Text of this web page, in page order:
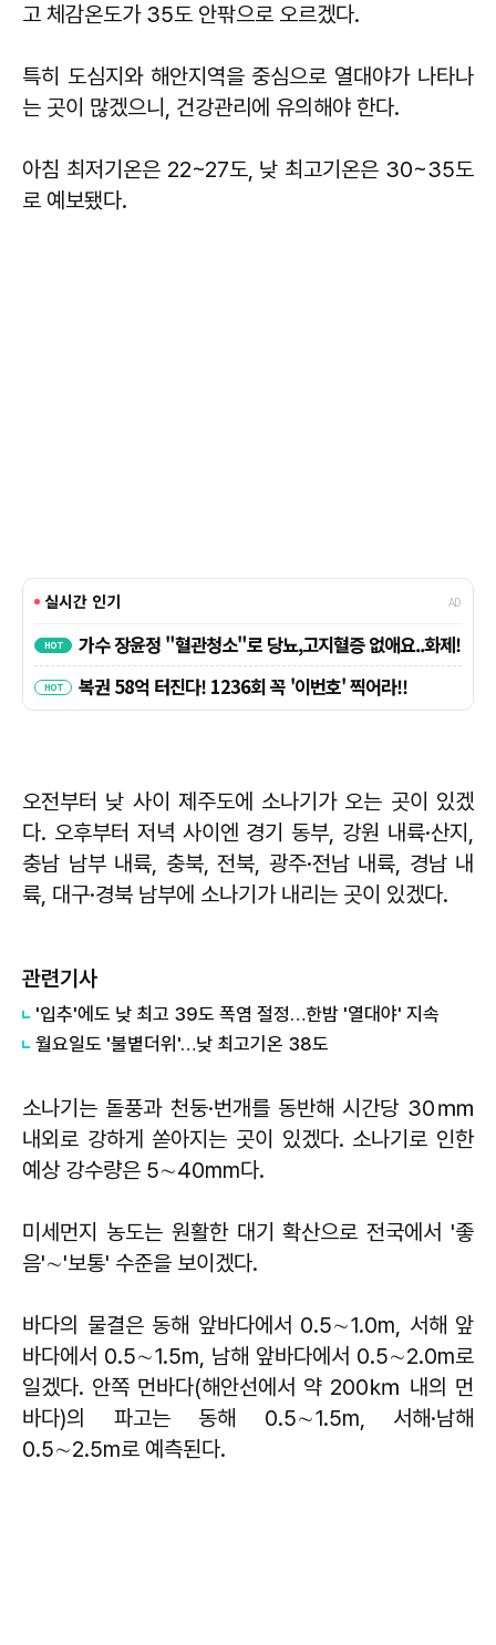
고 체감온도가 35도 안팎으로 오르겠다.
특히 도심지와 해안지역을 중심으로 열대야가 나타나
는 곳이 많겠으니, 건강관리에 유의해야 한다.
아침 최저기온은 22~27도, 낮 최고기온은 30~35도
로 예보됐다.
오전부터 낮 사이 제주도에 소나기가 오는 곳이 있겠
다. 오후부터 저녁 사이엔 경기 동부, 강원 내륙·산지,
충남 남부 내륙, 충북, 전북, 광주·전남 내륙, 경남 내
륙, 대구·경북 남부에 소나기가 내리는 곳이 있겠다.
관련기사
'입추'에도 낮 최고 39도 폭염 절정…한밤 '열대야' 지속
월요일도 '불볕더위'…낮 최고기온 38도
소나기는 돌풍과 천둥·번개를 동반해 시간당 30㎜
내외로 강하게 쏟아지는 곳이 있겠다. 소나기로 인한
예상 강수량은 5∼40mm다.
미세먼지 농도는 원활한 대기 확산으로 전국에서 '좋
음'∼'보통' 수준을 보이겠다.
바다의 물결은 동해 앞바다에서 0.5∼1.0m, 서해 앞
바다에서 0.5∼1.5m, 남해 앞바다에서 0.5∼2.0m로
일겠다. 안쪽 먼바다(해안선에서 약 200㎞ 내의 먼
바다)의 파고는 동해 0.5∼1.5m, 서해·남해
0.5∼2.5m로 예측된다.